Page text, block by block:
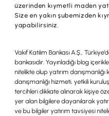
üzerinden kıymetli maden
Size en yakın şubemizden
yapabilirsiniz.
Vakıf Katılım Bankası A.Ş.,
bankasıdır. Yayınladığı blog
nitelikte olup yatırım
danışmanlığı hizmeti, yetkili
tercihleri dikkate alınarak kişiye
yer alan bilgilere dayanılarak
ve bu bilgiler yatırım tavsiyesi